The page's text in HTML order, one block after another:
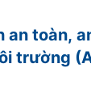
an toàn,
trường